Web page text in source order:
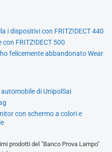
i dispositivi con FRITZ!DECT 440
FRITZ!DECT 500
felicemente abbandonato Wear
di UnipolSai
con schermo a colori e
prodotti del "Banco Prova Lampo"